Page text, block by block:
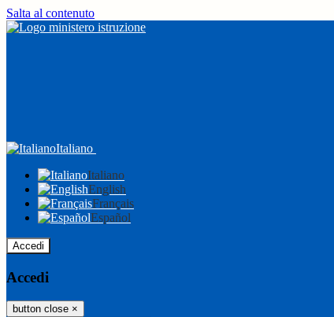
Salta al contenuto
Italiano
Italiano
English
Français
Español
Accedi
Accedi
button close ×